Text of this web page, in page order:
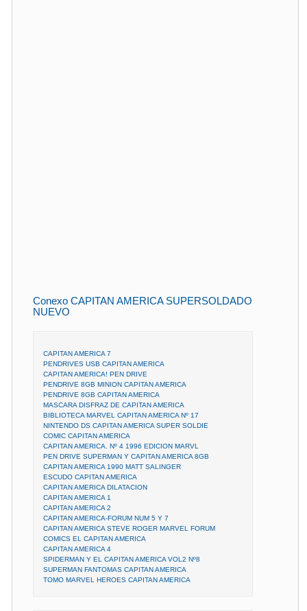
Conexo CAPITAN AMERICA SUPERSOLDADO
NUEVO
CAPITAN AMERICA 7
PENDRIVES USB CAPITAN AMERICA
CAPITAN AMERICA! PEN DRIVE
PENDRIVE 8GB MINION CAPITAN AMERICA
PENDRIVE 8GB CAPITAN AMERICA
MASCARA DISFRAZ DE CAPITAN AMERICA
BIBLIOTECA MARVEL CAPITAN AMERICA Nº 17
NINTENDO DS CAPITAN AMERICA SUPER SOLDIE
COMIC CAPITAN AMERICA
CAPITAN AMERICA. Nº 4 1996 EDICION MARVL
PEN DRIVE SUPERMAN Y CAPITAN AMERICA 8GB
CAPITAN AMERICA 1990 MATT SALINGER
ESCUDO CAPITAN AMERICA
CAPITAN AMERICA DILATACION
CAPITAN AMERICA 1
CAPITAN AMERICA 2
CAPITAN AMERICA-FORUM NUM 5 Y 7
CAPITAN AMERICA STEVE ROGER MARVEL FORUM
COMICS EL CAPITAN AMERICA
CAPITAN AMERICA 4
SPIDERMAN Y EL CAPITAN AMERICA VOL2 Nº8
SUPERMAN FANTOMAS CAPITAN AMERICA
TOMO MARVEL HEROES CAPITAN AMERICA